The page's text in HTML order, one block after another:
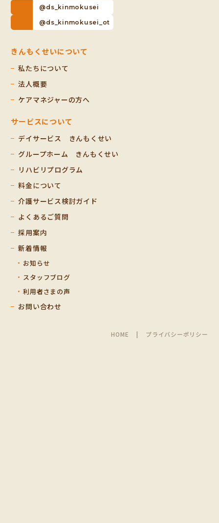
@ds_kinmokusei
@ds_kinmokusei_ot
きんもくせいについて
私たちについて
法人概要
ケアマネジャーの方へ
サービスについて
デイサービス きんもくせい
グループホーム きんもくせい
リハビリプログラム
料金について
介護サービス検討ガイド
よくあるご質問
採用案内
新着情報
お知らせ
スタッフブログ
利用者さまの声
お問い合わせ
HOME プライバシーポリシー